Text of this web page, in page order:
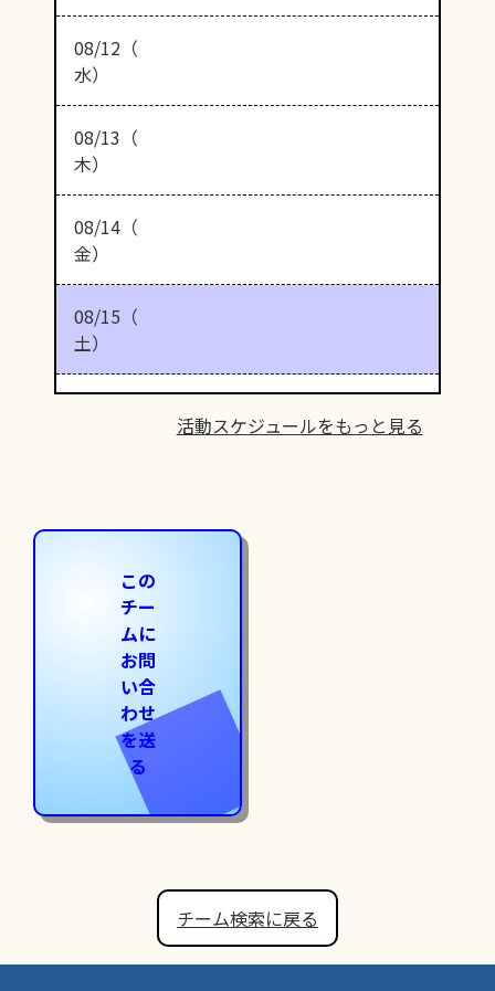
08/12（
水）
08/13（
木）
08/14（
金）
08/15（
土）
活動スケジュールをもっと見る
この
チー
ムに
お問
い合
わせ
を送
る
チーム検索に戻る